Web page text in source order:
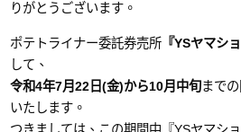
りがとうございます。
ポテトライナー委託券売所 『YSヤマシ
して、
令和4年7月22日(金)から10月中旬まで
いたします。